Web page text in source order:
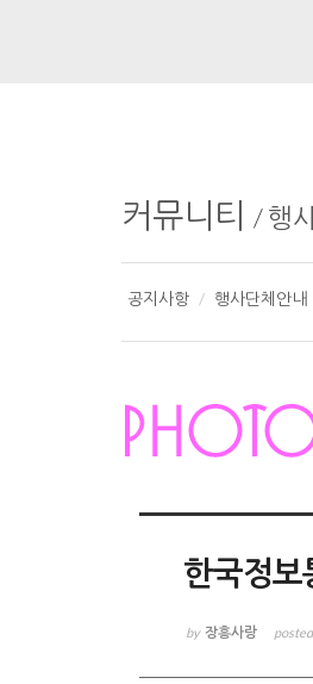
커뮤니티 /행
공지사항 행사단체안내
한국정보
by 장흥사랑 posted